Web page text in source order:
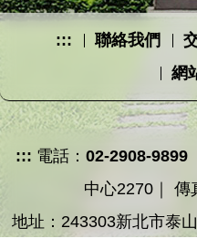
::: 聯絡我們
網
::: 電話： 02-2908-9899
中心2270｜ 傳
地址：243303新北市泰